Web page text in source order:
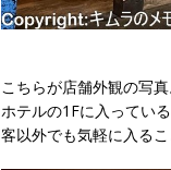
こちらが店舗外観の写真
ホテルの1Fに入ってい
客以外でも気軽に入るこ